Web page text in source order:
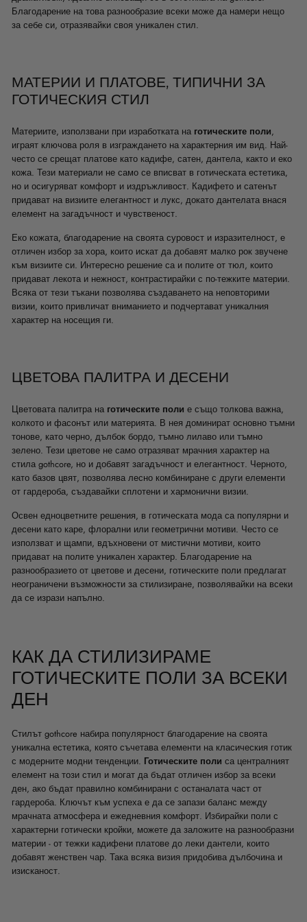
Благодарение на това разнообразие всеки може да намери нещо
за себе си, отразявайки своя уникален стил.
МАТЕРИИ И ПЛАТОВЕ, ТИПИЧНИ ЗА
ГОТИЧЕСКИЯ СТИЛ
Материите, използвани при изработката на готическите поли,
играят ключова роля в изграждането на характерния им вид. Най-
често се срещат платове като кадифе, сатен, дантела, както и еко
кожа. Тези материали не само се вписват в готическата естетика,
но и осигуряват комфорт и издръжливост. Кадифето и сатенът
придават на визиите елегантност и лукс, докато дантелата внася
елемент на загадъчност и чувственост.
Еко кожата, благодарение на своята суровост и изразителност, е
отличен избор за хора, които искат да добавят малко рок звучене
към визиите си. Интересно решение са и полите от тюл, които
придават лекота и нежност, контрастирайки с по-тежките материи.
Всяка от тези тъкани позволява създаването на неповторими
визии, които привличат вниманието и подчертават уникалния
характер на носещия ги.
ЦВЕТОВА ПАЛИТРА И ДЕСЕНИ
Цветовата палитра на готическите поли е също толкова важна,
колкото и фасонът или материята. В нея доминират основно тъмни
тонове, като черно, дълбок бордо, тъмно лилаво или тъмно
зелено. Тези цветове не само отразяват мрачния характер на
стила gothcore, но и добавят загадъчност и елегантност. Черното,
като базов цвят, позволява лесно комбиниране с други елементи
от гардероба, създавайки сплотени и хармонични визии.
Освен едноцветните решения, в готическата мода са популярни и
десени като каре, флорални или геометрични мотиви. Често се
използват и щампи, вдъхновени от мистични мотиви, които
придават на полите уникален характер. Благодарение на
разнообразието от цветове и десени, готическите поли предлагат
неограничени възможности за стилизиране, позволявайки на всеки
да се изрази напълно.
КАК ДА СТИЛИЗИРАМЕ
ГОТИЧЕСКИТЕ ПОЛИ ЗА ВСЕКИ
ДЕН
Стилът gothcore набира популярност благодарение на своята
уникална естетика, която съчетава елементи на класическия готик
с модерните модни тенденции. Готическите поли са централният
елемент на този стил и могат да бъдат отличен избор за всеки
ден, ако бъдат правилно комбинирани с останалата част от
гардероба. Ключът към успеха е да се запази баланс между
мрачната атмосфера и ежедневния комфорт. Избирайки поли с
характерни готически кройки, можете да заложите на разнообразни
материи - от тежки кадифени платове до леки дантели, които
добавят женствен чар. Така всяка визия придобива дълбочина и
изисканост.